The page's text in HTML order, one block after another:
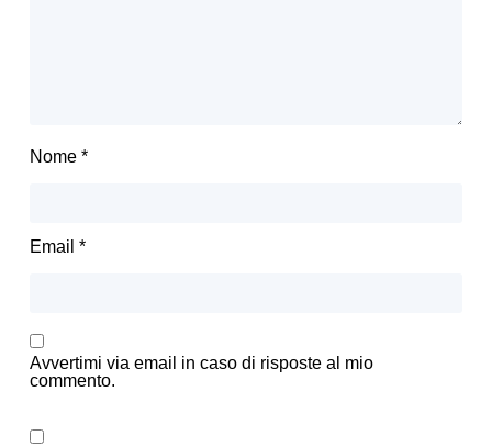
Nome *
Email *
Avvertimi via email in caso di risposte al mio
commento.